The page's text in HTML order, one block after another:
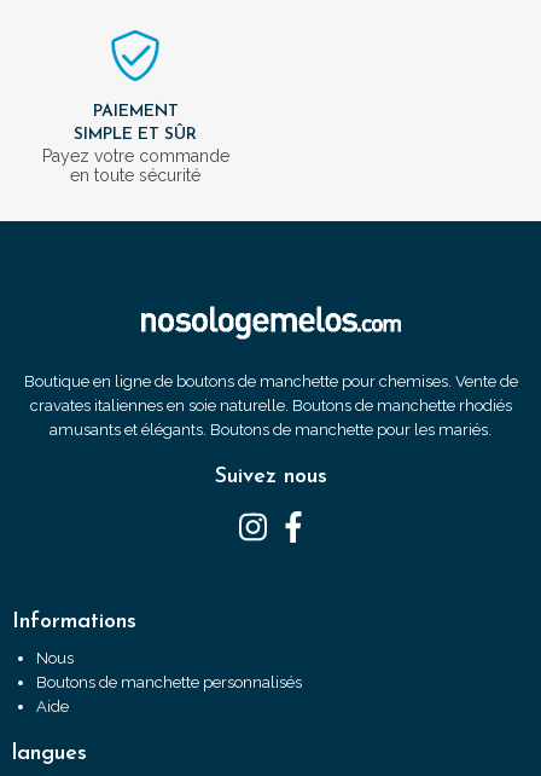
PAIEMENT
SIMPLE ET SÛR
Payez votre commande
en toute sécurité
Boutique en ligne de boutons de manchette pour chemises. Vente de
cravates italiennes en soie naturelle. Boutons de manchette rhodiés
amusants et élégants. Boutons de manchette pour les mariés.
Suivez nous
Informations
Nous
Boutons de manchette personnalisés
Aide
langues